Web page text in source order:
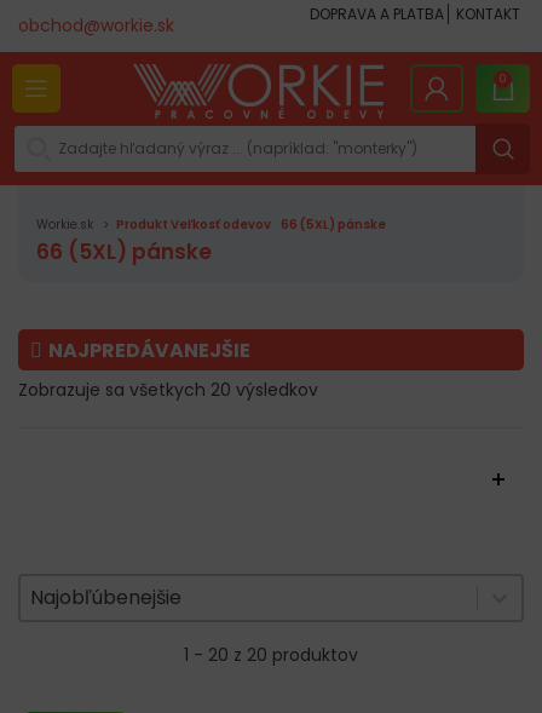
obchod@workie.sk DOPRAVA A PLATBA KONTAKT
0
Workie.sk Produkt Veľkosť odevov 66 (5XL) pánske
66 (5XL) pánske
NAJPREDÁVANEJŠIE
Zobrazuje sa všetkych 20 výsledkov
Zoradenie produktov
Sort content
Najobľúbenejšie
Sort content
1 - 20 z 20 produktov